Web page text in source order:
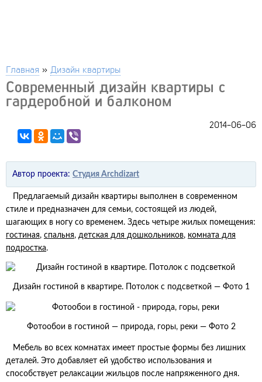
Главная » Дизайн квартиры
Современный дизайн квартиры с
гардеробной и балконом
2014-06-06
Автор проекта: Студия Archdizart
Предлагаемый дизайн квартиры выполнен в современном
стиле и предназначен для семьи, состоящей из людей,
шагающих в ногу со временем. Здесь четыре жилых помещения:
гостиная, спальня, детская для дошкольников, комната для
подростка.
Дизайн гостиной в квартире. Потолок с подсветкой — Фото 1
Фотообои в гостиной — природа, горы, реки — Фото 2
Мебель во всех комнатах имеет простые формы без лишних
деталей. Это добавляет ей удобство использования и
способствует релаксации жильцов после напряженного дня.